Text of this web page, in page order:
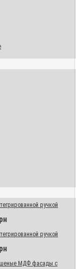
ручкой
ручкой
МДФ фасады с